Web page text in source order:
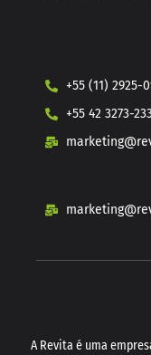
+55 (11) 2925-
+55 42 3273-
A Revita é uma